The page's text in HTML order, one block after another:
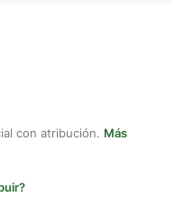
con atribución. Más